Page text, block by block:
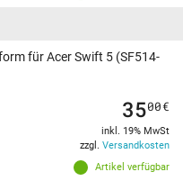
für Acer Swift 5 (SF514-
Artikel verfügbar
3500€
inkl. 19% MwSt
zzgl. Versandkosten